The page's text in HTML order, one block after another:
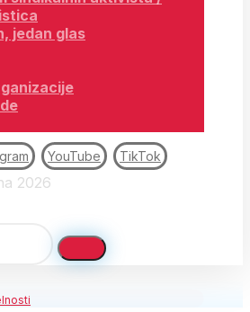
jedan glas
YouTube TikTok
2026